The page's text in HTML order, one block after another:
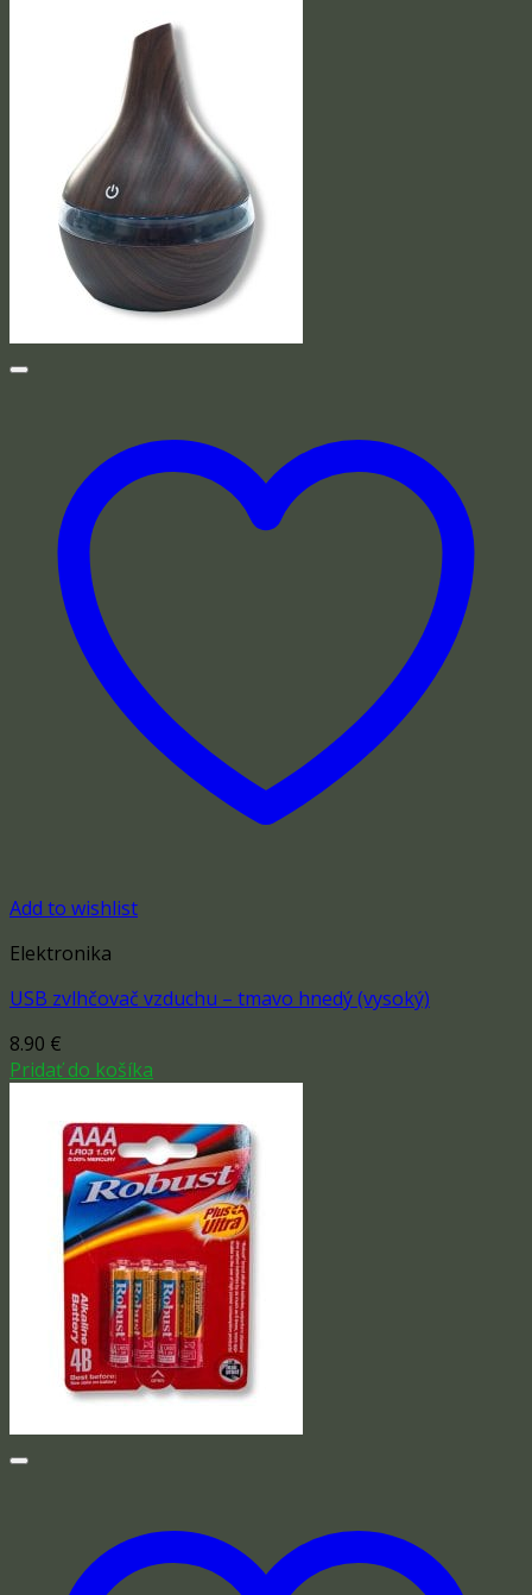
Add to wishlist
Elektronika
USB zvlhčovač vzduchu – tmavo hnedý (vysoký)
8.90 €
Pridať do košíka